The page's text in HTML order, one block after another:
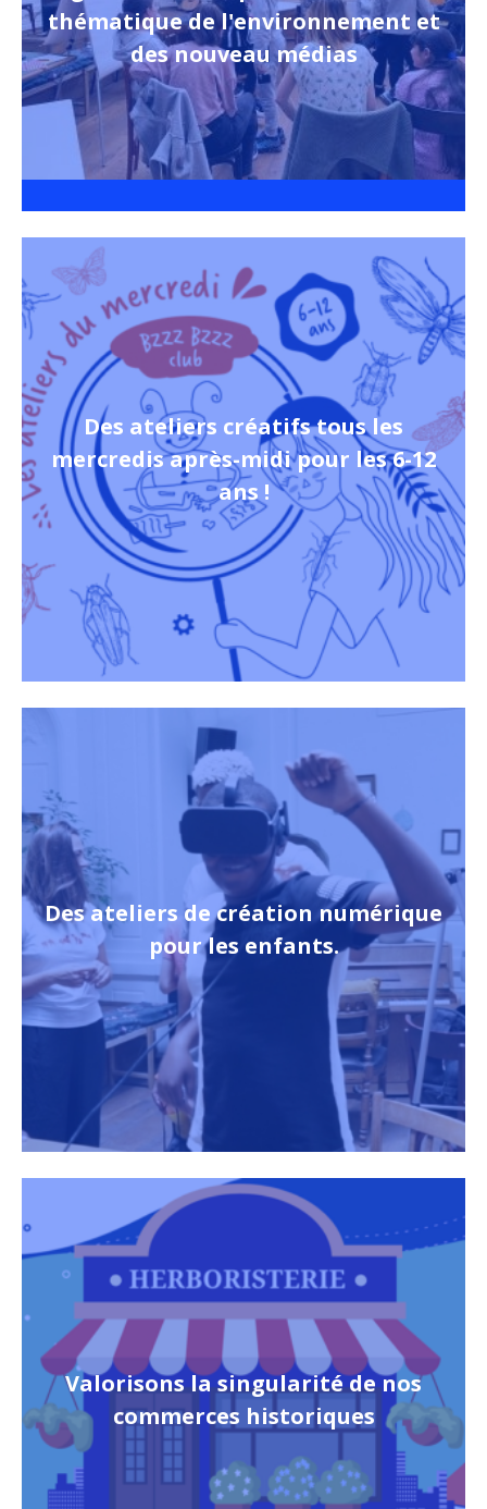
thématique de l'environnement et
des nouveau médias
Des ateliers créatifs tous les
mercredis après-midi pour les 6-12
ans !
Des ateliers de création numérique
pour les enfants.
Valorisons la singularité de nos
commerces historiques